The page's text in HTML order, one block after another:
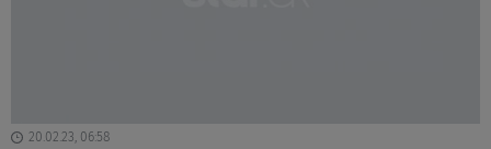
20.02.23, 06:58